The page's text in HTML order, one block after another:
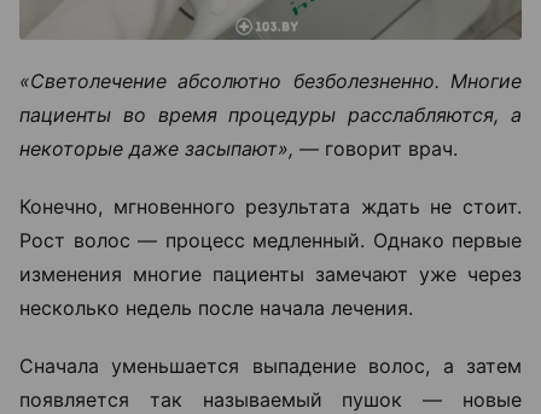
«Светолечение абсолютно безболезненно. Многие
пациенты во время процедуры расслабляются, а
некоторые даже засыпают», — говорит врач.
Конечно, мгновенного результата ждать не стоит.
Рост волос — процесс медленный. Однако первые
изменения многие пациенты замечают уже через
несколько недель после начала лечения.
Сначала уменьшается выпадение волос, а затем
появляется так называемый пушок — новые